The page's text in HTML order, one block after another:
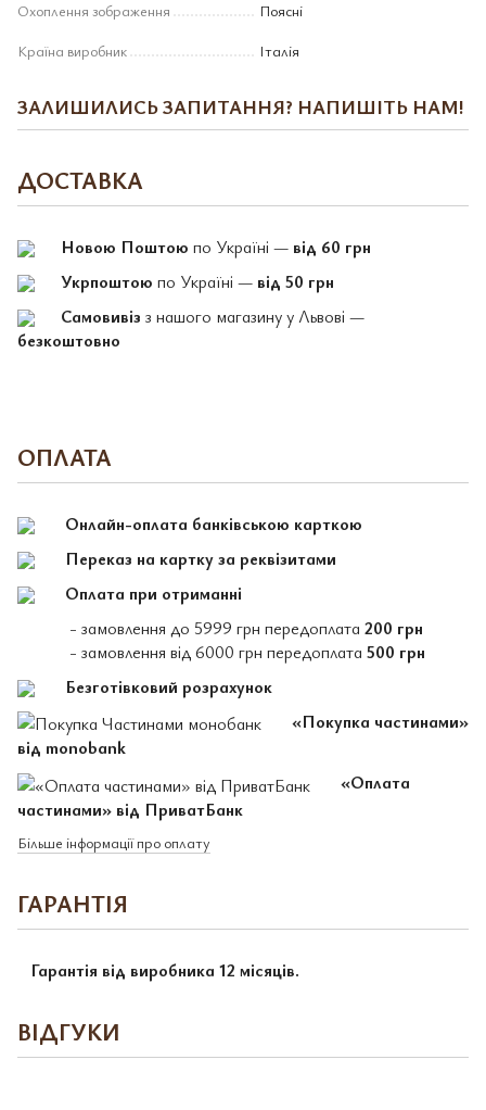
Охоплення зображення
Поясні
Країна виробник
Італія
ЗАЛИШИЛИСЬ ЗАПИТАННЯ? НАПИШІТЬ НАМ!
ДОСТАВКА
Новою Поштою по Україні — від 60 грн
Укрпоштою по Україні — від 50 грн
Самовивіз з нашого магазину у Львові —
безкоштовно
ОПЛАТА
Онлайн-оплата банківською карткою
Переказ на картку за реквізитами
Оплата при отриманні
- замовлення до 5999 грн передоплата 200 грн
- замовлення від 6000 грн передоплата 500 грн
Безготівковий розрахунок
«Покупка частинами»
від monobank
«Оплата
частинами» від ПриватБанк
Більше інформації про оплату
ГАРАНТІЯ
Гарантія від виробника 12 місяців.
ВІДГУКИ